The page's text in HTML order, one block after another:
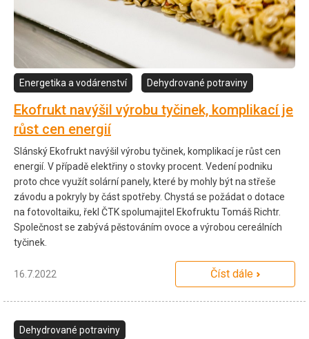
Energetika a vodárenství Dehydrované potraviny
Ekofrukt navýšil výrobu tyčinek, komplikací je
růst cen energií
Slánský Ekofrukt navýšil výrobu tyčinek, komplikací je růst cen
energií. V případě elektřiny o stovky procent. Vedení podniku
proto chce využít solární panely, které by mohly být na střeše
závodu a pokryly by část spotřeby. Chystá se požádat o dotace
na fotovoltaiku, řekl ČTK spolumajitel Ekofruktu Tomáš Richtr.
Společnost se zabývá pěstováním ovoce a výrobou cereálních
tyčinek.
16.7.2022 Číst dále
Dehydrované potraviny